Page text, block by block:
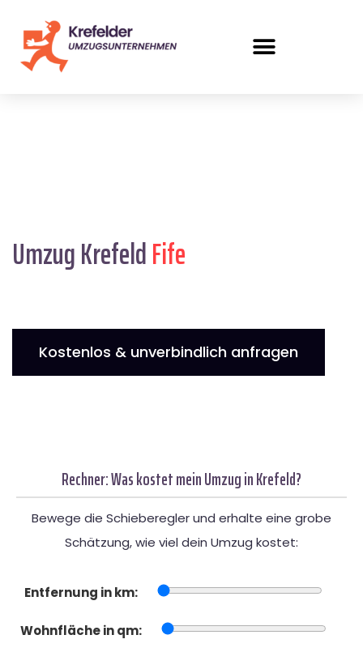
Umzug KrefeldFife
Kostenlos & unverbindlich anfragen
Rechner: Was kostet mein Umzug in Krefeld?
Bewege die Schieberegler und erhalte eine grobe
Schätzung, wie viel dein Umzug kostet:
Entfernung in km:
Wohnfläche in qm: